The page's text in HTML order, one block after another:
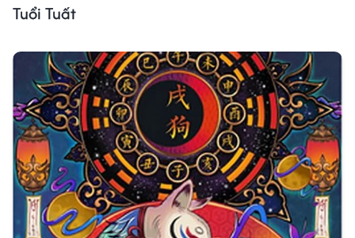
Tuổi Tuất